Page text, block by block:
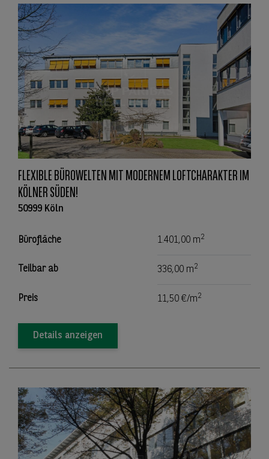
FLEXIBLE BÜROWELTEN MIT MODERNEM LOFTCHARAKTER IM
KÖLNER SÜDEN!
50999 Köln
Bürofläche 1.401,00 m2
Teilbar ab 336,00 m2
Preis 11,50 €/m2
Details anzeigen